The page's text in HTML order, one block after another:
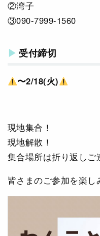
②湾子
③090-7999-1560
受付締切
〜2/18(火)
現地集合！
現地解散！
集合場所は折り返しご
皆さまのご参加を楽